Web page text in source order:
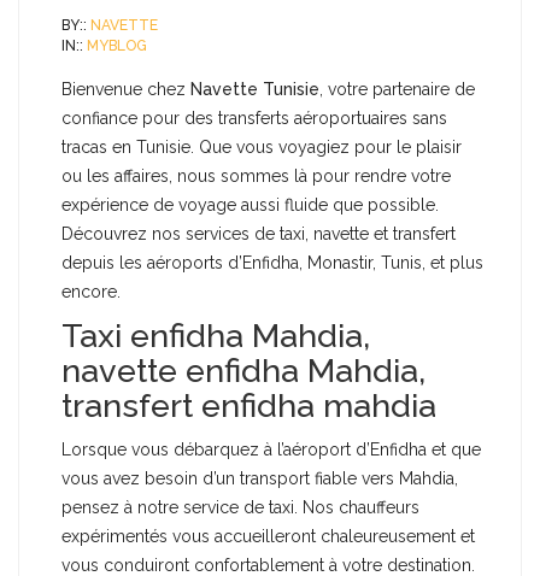
BY:: NAVETTE
IN:: MYBLOG
Bienvenue chez Navette Tunisie , votre partenaire de
confiance pour des transferts aéroportuaires sans
tracas en Tunisie. Que vous voyagiez pour le plaisir
ou les affaires, nous sommes là pour rendre votre
expérience de voyage aussi fluide que possible.
Découvrez nos services de taxi, navette et transfert
depuis les aéroports d’Enfidha, Monastir, Tunis, et plus
encore.
Taxi enfidha Mahdia,
navette enfidha Mahdia,
transfert enfidha mahdia
Lorsque vous débarquez à l’aéroport d’Enfidha et que
vous avez besoin d’un transport fiable vers Mahdia,
pensez à notre service de taxi. Nos chauffeurs
expérimentés vous accueilleront chaleureusement et
vous conduiront confortablement à votre destination.